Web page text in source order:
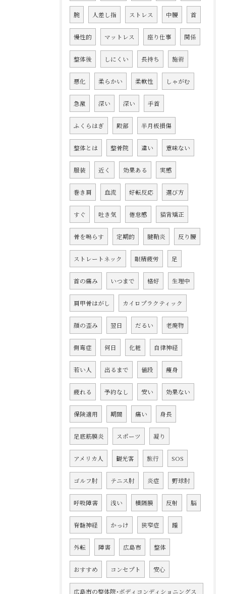
腕 人差し指 ストレス 中腰 首
慢性的 マットレス 座り仕事 関係
整体後 しにくい 長持ち 施術
悪化 柔らかい 柔軟性 しゃがむ
急激 深い 深い 手首
ふくらはぎ 殿部 半月板損傷
整体とは 整骨院 違い 意味ない
服装 近く 効果ある 実感
巻き肩 血流 好転反応 選び方
すぐ 吐き気 倦怠感 猫背矯正
骨を鳴らす 定期的 腱鞘炎 反り腰
ストレートネック 眼精疲労 足
首の痛み いつまで 格好 生理中
肩甲骨はがし カイロプラクティック
顔の歪み 翌日 だるい 老廃物
側弯症 何日 化粧 自律神経
若い人 出るまで 値段 痩身
疲れる 予約なし 安い 効果ない
保険適用 期間 痛い 身長
足底筋膜炎 スポーツ 凝り
アメリカ人 観光客 旅行 SOS
ゴルフ肘 テニス肘 炎症 野球肘
呼吸障害 浅い 横隔膜 反射 脳
脊髄神経 かっけ 狭窄症 踵
外転 障害 広島市 整体
おすすめ コンセプト 安心
広島市の整体院･ボディコンディショニングス